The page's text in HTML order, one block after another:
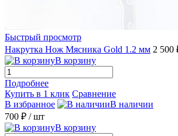
Быстрый просмотр
Накрутка Нож Мясника Gold 1.2 мм 2 500
В корзину
Подробнее
Купить в 1 клик Сравнение
В избранное
В наличии
700 ₽ / шт
В корзину